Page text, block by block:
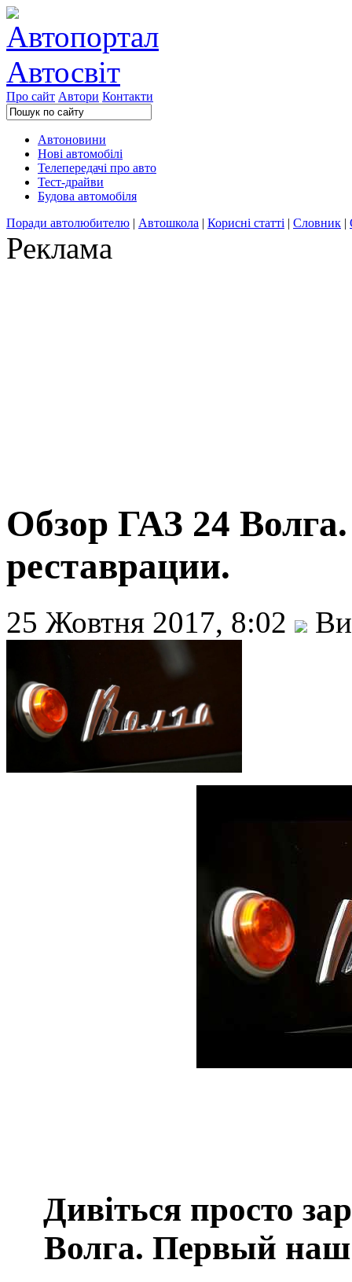
Про сайт Автори Контакти
Автоновини
Нові автомобілі
Телепередачі про авто
Тест-драйви
Будова автомобіля
Поради автолюбителю | Автошкола | Корисні статті | Словник |
Реклама
Обзор ГАЗ 24
реставрации.
25 Жовтня 2017, 8:02
Дивіться просто
Волга. Первый наш